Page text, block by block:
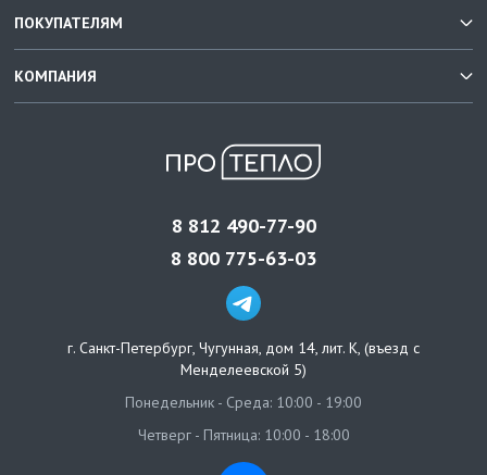
ПОКУПАТЕЛЯМ
КОМПАНИЯ
8 812 490-77-90
8 800 775-63-03
г. Санкт-Петербург, Чугунная, дом 14, лит. К, (въезд с
Менделеевской 5)
Понедельник - Среда: 10:00 - 19:00
Четверг - Пятница: 10:00 - 18:00